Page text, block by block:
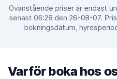
Ovanstående priser är endast
senast 06:28 den 26-08-07.
bokningsdatum,
Varför boka hos